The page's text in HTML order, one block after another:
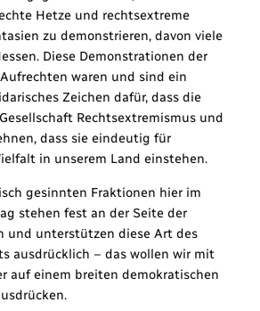
Hetze und rechtsextreme
zu demonstrieren, davon viele
Diese Demonstrationen der
waren und sind ein
Zeichen dafür, dass die
Rechtsextremismus und
dass sie eindeutig für
in unserem Land einstehen.
gesinnten Fraktionen hier im
stehen fest an der Seite der
und unterstützen diese Art des
ausdrücklich – das wollen wir mit
auf einem breiten demokratischen